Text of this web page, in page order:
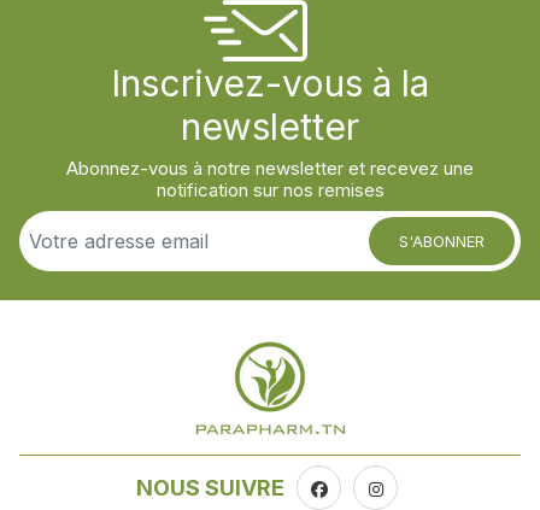
Inscrivez-vous à la
newsletter
Abonnez-vous à notre newsletter et recevez une
notification sur nos remises
S'ABONNER
NOUS SUIVRE